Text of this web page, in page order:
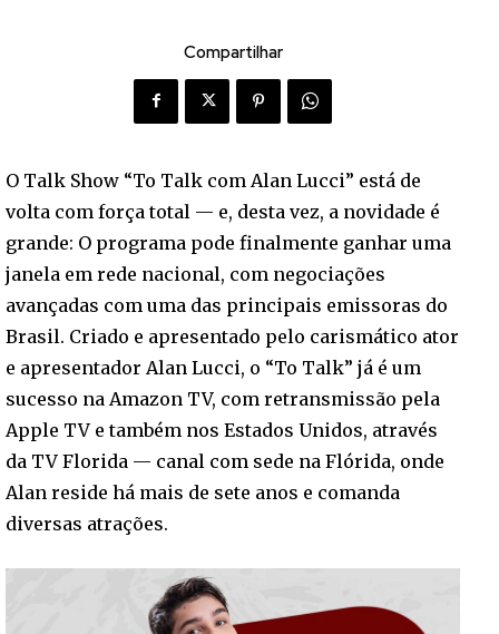
Compartilhar
O Talk Show “To Talk com Alan Lucci” está de
volta com força total — e, desta vez, a novidade é
grande: O programa pode finalmente ganhar uma
janela em rede nacional, com negociações
avançadas com uma das principais emissoras do
Brasil. Criado e apresentado pelo carismático ator
e apresentador Alan Lucci, o “To Talk” já é um
sucesso na Amazon TV, com retransmissão pela
Apple TV e também nos Estados Unidos, através
da TV Florida — canal com sede na Flórida, onde
Alan reside há mais de sete anos e comanda
diversas atrações.